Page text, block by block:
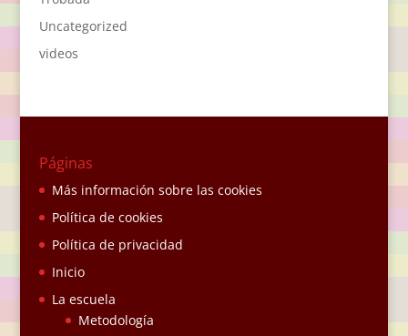
Uncategorized
videos
Páginas
Más información sobre las cookies
Política de cookies
Política de privacidad
Inicio
La escuela
Metodología